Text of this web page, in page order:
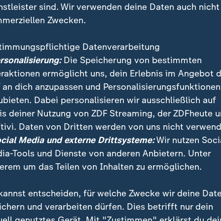
der ZDF-Erfolgsserie "Ku´damm", ein Crypto-
einen Serien-Klassiker, der in den 90ern für viel
Streamingtipps.
sind. Wir verwenden deine Daten auch nicht
Zwecken.
Datenverarbeitung
Die Speicherung von bestimmten
ermöglicht uns, dein Erlebnis im Angebot
an dich anzupassen und Personalisierungsfunktionen
Dabei personalisieren wir ausschließlich auf
deiner Nutzung von ZDF Streaming, der ZDFheute
Daten von Dritten werden von uns nicht
Media und externe Drittsysteme:Wir nutzen
Tools und Dienste von anderen Anbietern. Unter
um das Teilen von Inhalten zu ermöglichen.
entscheiden, für welche Zwecke wir deine
und verarbeiten dürfen. Dies betrifft nur dein